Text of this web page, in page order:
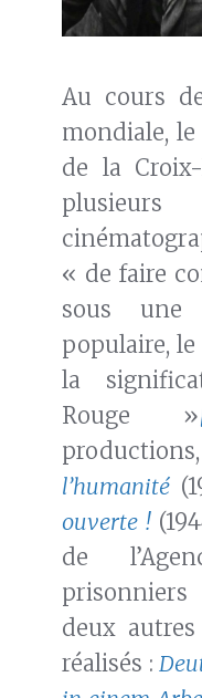
Au cours
mondiale,
de la Croix-
« de faire
sous une
populaire,
la
Rouge »
l’humanité
ouverte !
de
prisonniers
deux
réalisés :